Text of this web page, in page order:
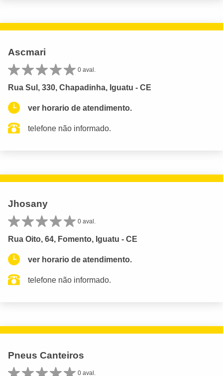
Ascmari
0 aval.
Rua Sul, 330, Chapadinha, Iguatu - CE
ver horario de atendimento.
telefone não informado.
Jhosany
0 aval.
Rua Oito, 64, Fomento, Iguatu - CE
ver horario de atendimento.
telefone não informado.
Pneus Canteiros
0 aval.